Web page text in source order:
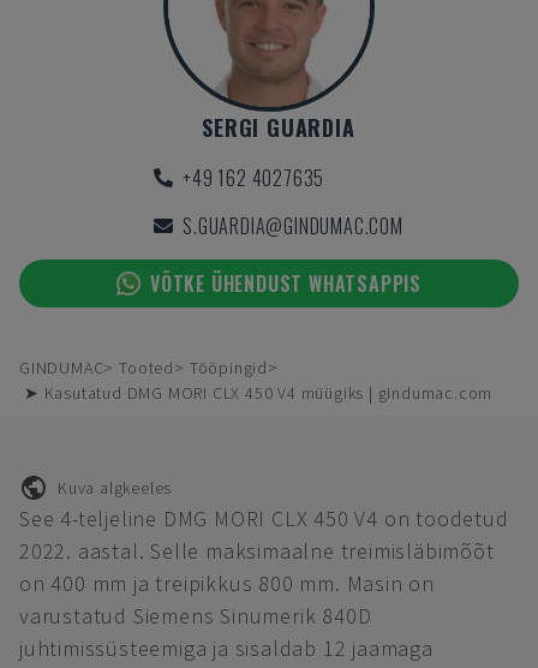
SERGI GUARDIA
+49 162 4027635
S.GUARDIA@GINDUMAC.COM
VÕTKE ÜHENDUST WHATSAPPIS
GINDUMAC Tooted
Tööpingid
➤ Kasutatud DMG MORI CLX 450 V4 müügiks | gindumac.com
Kuva algkeeles
See 4-teljeline DMG MORI CLX 450 V4 on toodetud
2022. aastal. Selle maksimaalne treimisläbimõõt
on 400 mm ja treipikkus 800 mm. Masin on
varustatud Siemens Sinumerik 840D
juhtimissüsteemiga ja sisaldab 12 jaamaga